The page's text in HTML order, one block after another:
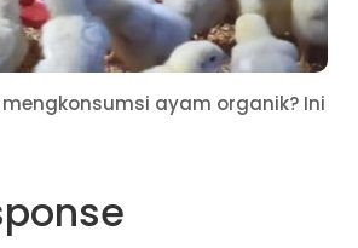
ayam organik? Ini